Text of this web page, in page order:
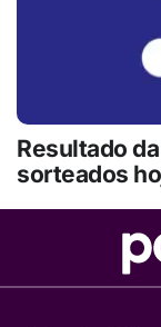
Resultado
sorteados